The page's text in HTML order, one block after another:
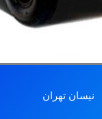
نیسان تهران